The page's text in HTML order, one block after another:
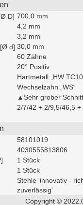
D] 700,0 mm
4,2 mm
3,2 mm
d] 30,0 mm
60 Zähne
20° Positiv
Hartmetall „HW
Wechselzahn „WS“
▲Sehr grober Schnitt
2/7/42 + 2/9,5/46,5 +
58101019
4030555813806
1 Stück
1 Stück
Stehle 'innovativ -
zuverlässig'
Copyright ©